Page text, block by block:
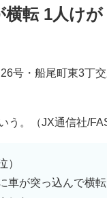
横転 1人けが
号・船尾町東3丁
う。（JX通信社/
）
車が突っ込んで横